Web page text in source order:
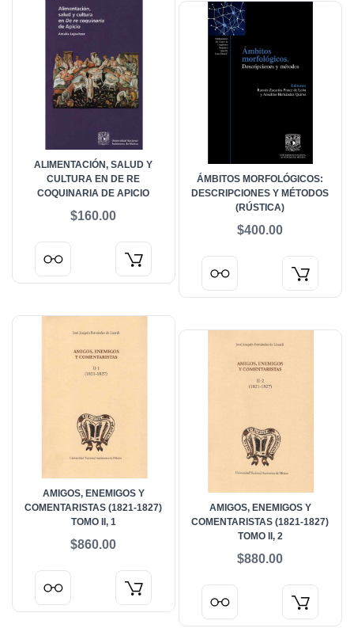
ALIMENTACIÓN, SALUD Y
CULTURA EN DE RE
COQUINARIA DE APICIO
$160.00
ÁMBITOS MORFOLÓGICOS:
DESCRIPCIONES Y MÉTODOS
(RÚSTICA)
$400.00
AMIGOS, ENEMIGOS Y
COMENTARISTAS (1821-1827)
TOMO II, 1
$860.00
AMIGOS, ENEMIGOS Y
COMENTARISTAS (1821-1827)
TOMO II, 2
$880.00